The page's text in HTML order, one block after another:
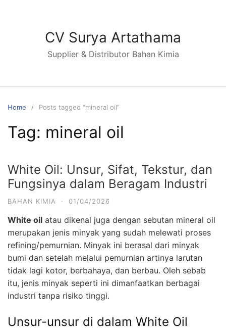
CV Surya Artathama
Supplier & Distributor Bahan Kimia
Home Posts tagged “mineral oil”
Tag: mineral oil
White Oil: Unsur, Sifat, Tekstur, dan
Fungsinya dalam Beragam Industri
BAHAN KIMIA · 01/04/2026
White oil atau dikenal juga dengan sebutan mineral oil
merupakan jenis minyak yang sudah melewati proses
refining/pemurnian. Minyak ini berasal dari minyak
bumi dan setelah melalui pemurnian artinya larutan
tidak lagi kotor, berbahaya, dan berbau. Oleh sebab
itu, jenis minyak seperti ini dimanfaatkan berbagai
industri tanpa risiko tinggi.
Unsur-unsur di dalam White Oil